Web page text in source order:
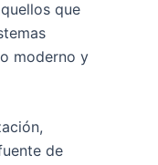
que
moderno y
de